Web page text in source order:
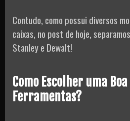
Contudo, como possui diversos
caixas, no post de hoje,
Stanley e Dewalt!
Como Escolher uma
Ferramentas?